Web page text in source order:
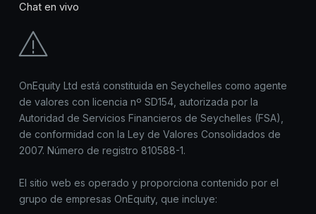
Chat en vivo
OnEquity Ltd está constituida en Seychelles como agente
de valores con licencia nº SD154, autorizada por la
Autoridad de Servicios Financieros de Seychelles (FSA),
de conformidad con la Ley de Valores Consolidados de
2007. Número de registro 810588-1.
El sitio web es operado y proporciona contenido por el
grupo de empresas OnEquity, que incluye: